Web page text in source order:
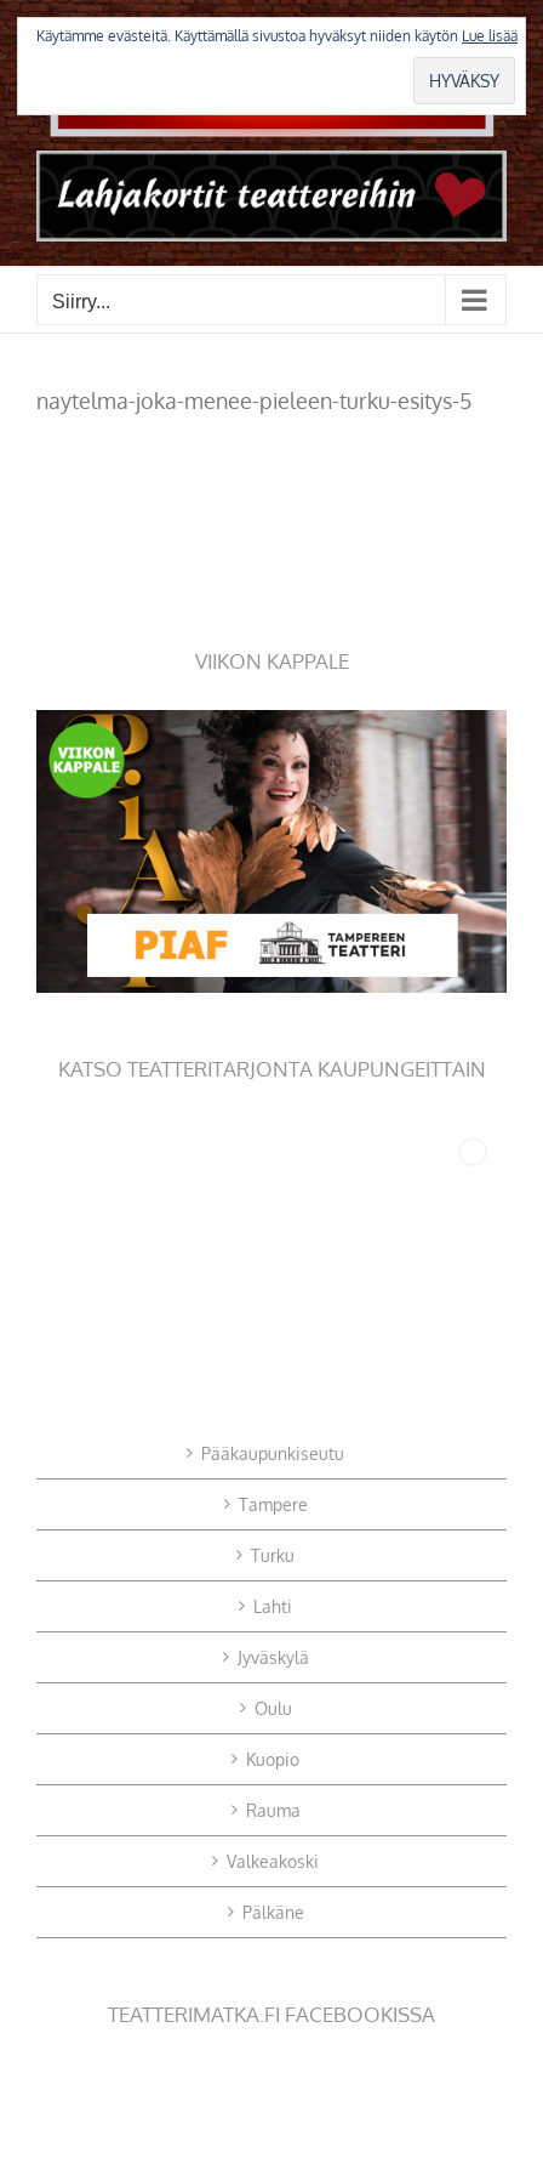
Skip
to
content
Siirry...
naytelma-joka-menee-pieleen-turku-esitys-5
VIIKON KAPPALE
KATSO TEATTERITARJONTA KAUPUNGEITTAIN
Pääkaupunkiseutu
Tampere
Turku
Lahti
Jyväskylä
Oulu
Kuopio
Rauma
Valkeakoski
Pälkäne
TEATTERIMATKA.FI FACEBOOKISSA
Käytämme evästeitä. Käyttämällä sivustoa hyväksyt niiden käytön Lue lisää